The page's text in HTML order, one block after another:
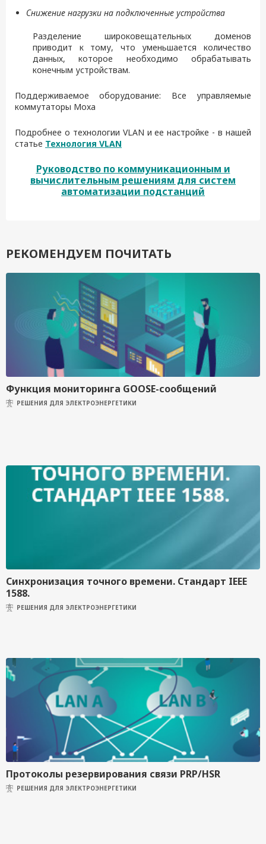
Снижение нагрузки на подключенные устройства
Разделение широковещательных доменов
приводит к тому, что уменьшается количество
данных, которое необходимо обрабатывать
конечным устройствам.
Поддерживаемое оборудование: Все управляемые
коммутаторы Moxa
Подробнее о технологии VLAN и ее настройке - в нашей
статье Технология VLAN
Руководство по коммуникационным и
вычислительным решениям для систем
автоматизации подстанций
РЕКОМЕНДУЕМ ПОЧИТАТЬ
Функция мониторинга GOOSE-сообщений
РЕШЕНИЯ ДЛЯ ЭЛЕКТРОЭНЕРГЕТИКИ
Синхронизация точного времени. Стандарт IEEE
1588.
РЕШЕНИЯ ДЛЯ ЭЛЕКТРОЭНЕРГЕТИКИ
Протоколы резервирования связи PRP/HSR
РЕШЕНИЯ ДЛЯ ЭЛЕКТРОЭНЕРГЕТИКИ